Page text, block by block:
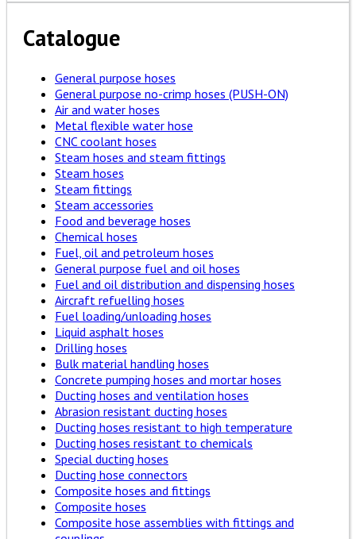
Catalogue
General purpose hoses
General purpose no-crimp hoses (PUSH-ON)
Air and water hoses
Metal flexible water hose
CNC coolant hoses
Steam hoses and steam fittings
Steam hoses
Steam fittings
Steam accessories
Food and beverage hoses
Chemical hoses
Fuel, oil and petroleum hoses
General purpose fuel and oil hoses
Fuel and oil distribution and dispensing hoses
Aircraft refuelling hoses
Fuel loading/unloading hoses
Liquid asphalt hoses
Drilling hoses
Bulk material handling hoses
Concrete pumping hoses and mortar hoses
Ducting hoses and ventilation hoses
Abrasion resistant ducting hoses
Ducting hoses resistant to high temperature
Ducting hoses resistant to chemicals
Special ducting hoses
Ducting hose connectors
Composite hoses and fittings
Composite hoses
Composite hose assemblies with fittings and